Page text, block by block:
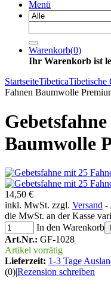
Menü
Warenkorb(0)
Ihr Warenkorb ist
StartseiteTibeticaTibetische
Fahnen Baumwolle
Baumwolle
14,50 €
inkl. MwSt. zzgl. Versand -
die MwSt. an der Kasse
In den Warenkorb
Art.Nr.: GF-1028
Artikel vorrätig
Lieferzeit: 1-3 Tage
(0)|Rezension schreiben